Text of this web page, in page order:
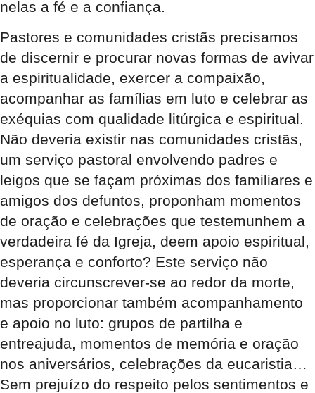
nelas a fé e a confiança.
Pastores e comunidades cristãs precisamos
de discernir e procurar novas formas de avivar
a espiritualidade, exercer a compaixão,
acompanhar as famílias em luto e celebrar as
exéquias com qualidade litúrgica e espiritual.
Não deveria existir nas comunidades cristãs,
um serviço pastoral envolvendo padres e
leigos que se façam próximas dos familiares e
amigos dos defuntos, proponham momentos
de oração e celebrações que testemunhem a
verdadeira fé da Igreja, deem apoio espiritual,
esperança e conforto? Este serviço não
deveria circunscrever-se ao redor da morte,
mas proporcionar também acompanhamento
e apoio no luto: grupos de partilha e
entreajuda, momentos de memória e oração
nos aniversários, celebrações da eucaristia…
Sem prejuízo do respeito pelos sentimentos e